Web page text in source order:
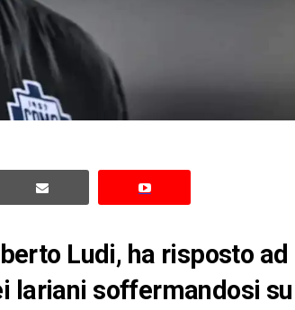
Ludi, ha risposto ad
lariani soffermandosi su